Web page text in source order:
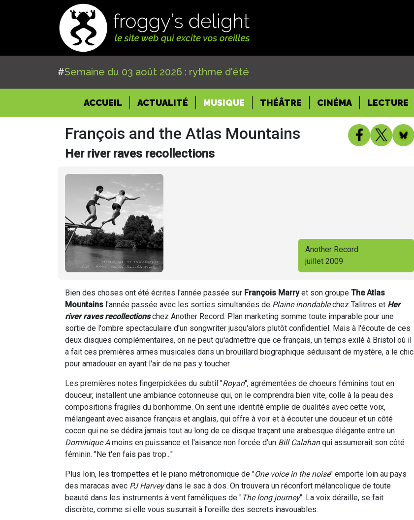
#Semaine du 03 août 2026 : rythme d'été
ACCUEIL(CURRENT)
ACTUALITÉ MUSIQUE THÉÂTRE CINÉMA LECTURE
François and the Atlas Mountains
Her river raves recollections
Another Record
juillet 2009
Bien des choses ont été écrites l'année passée sur François Marryet son groupe The Atlas
Mountains l'année passée avec les sorties simultanées de Plaine inondablechez Talitres et Her
river raves recollectionschez Another Record. Plan marketing somme toute imparable pour une
sortie de l'ombre spectaculaire d'un songwriter jusqu'alors plutôt confidentiel. Mais à l'écoute de ces
deux disques complémentaires, on ne peut qu'admettre que ce français, un temps exilé à Bristol où il
a fait ces premières armes musicales dans un brouillard biographique séduisant de mystère, a le chic
pour amadouer en ayant l'air de ne pas y toucher.
Les premières notes fingerpickées du subtil "Royan", agrémentées de choeurs féminins tout en
douceur, installent une ambiance cotonneuse qui, on le comprendra bien vite, colle à la peau des
compositions fragiles du bonhomme. On sent une identité emplie de dualités avec cette voix,
mélangeant avec aisance français et anglais, qui offre à voir et à écouter une douceur et un côté
cocon qui ne se dédira jamais tout au long de ce disque traçant une arabesque élégante entre un
Dominique A moins en puissance et l'aisance non forcée d'un Bill Calahanqui assumerait son côté
féminin. "Ne t'en fais pas trop..."
Plus loin, les trompettes et le piano métronomique de "One voice in the noise" emporte loin au pays
des maracas avec PJ Harveydans le sac à dos. On trouvera un réconfort mélancolique de toute
beauté dans les instruments à vent faméliques de "The long journey". La voix déraille, se fait
discrète, comme si elle vous susurrait à l'oreille des secrets inavouables.